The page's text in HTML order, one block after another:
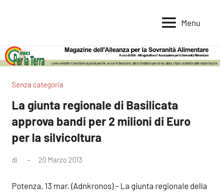
per
la
Terra
per
la
Alimentare
Menu
Senza categoria
La giunta regionale di Basilicata
approva bandi per 2 milioni di Euro
per la silvicoltura
di 20 Marzo 2013
Potenza, 13 mar. (Adnkronos) – La giunta regionale della